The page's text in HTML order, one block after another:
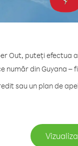
Out, puteți efectua
număr din Guyana –
sau un plan de